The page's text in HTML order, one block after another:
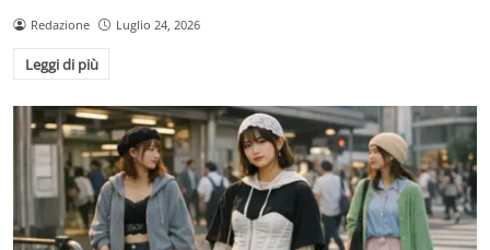
Redazione Luglio 24, 2026
Leggi di più